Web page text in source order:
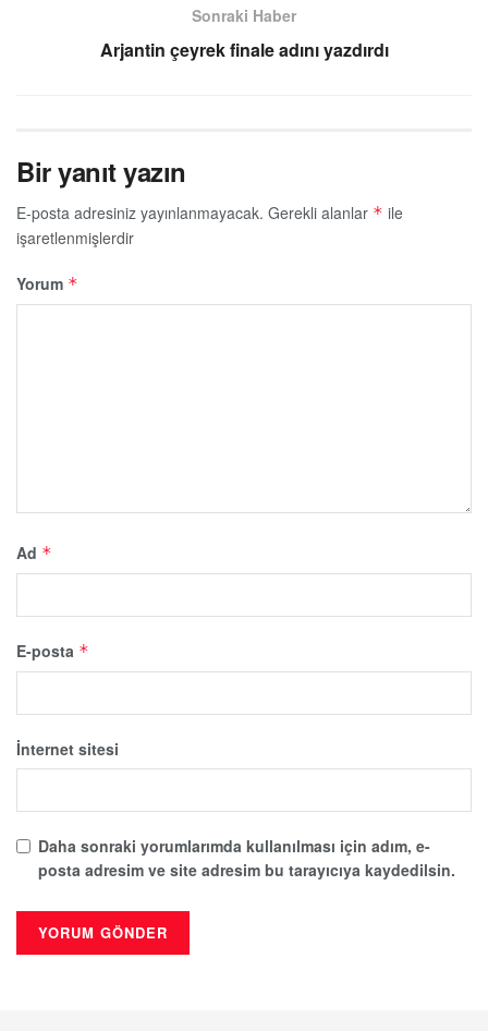
Sonraki Haber
Arjantin çeyrek finale adını yazdırdı
Bir yanıt yazın
E-posta adresiniz yayınlanmayacak. Gerekli alanlar * ile
işaretlenmişlerdir
Yorum *
Ad *
E-posta *
İnternet sitesi
Daha sonraki yorumlarımda kullanılması için adım, e-
posta adresim ve site adresim bu tarayıcıya kaydedilsin.